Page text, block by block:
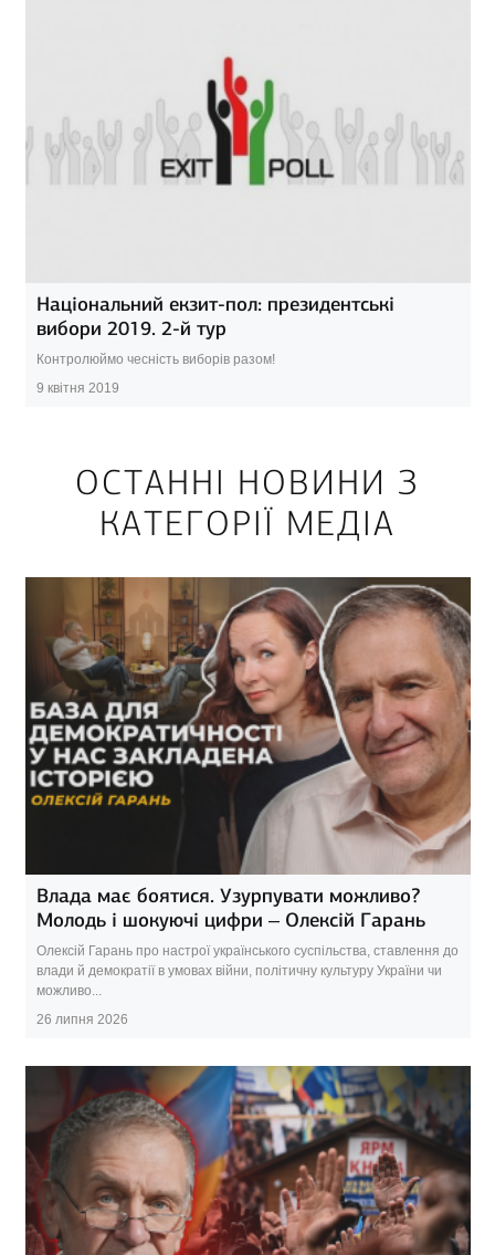
Національний екзит-пол: президентські
вибори 2019. 2-й тур
Контролюймо чесність виборів разом!
9 квітня 2019
ОСТАННІ НОВИНИ З
КАТЕГОРІЇ МЕДІА
Влада має боятися. Узурпувати можливо?
Молодь і шокуючі цифри – Олексій Гарань
Олексій Гарань про настрої українського суспільства, ставлення до
влади й демократії в умовах війни, політичну культуру України чи
можливо...
26 липня 2026